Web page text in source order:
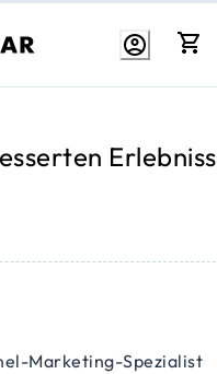
Marketing-Spezialist